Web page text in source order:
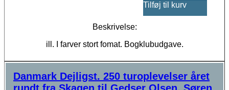
Tilføj til kurv
Beskrivelse:
ill. I farver stort fomat. Bogklubudgave.
Danmark Dejligst. 250 turoplevelser året